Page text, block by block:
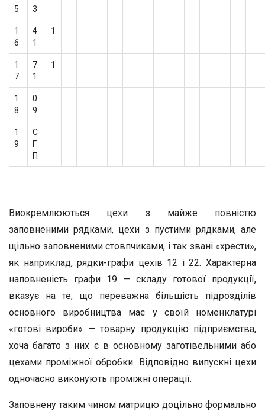
5
3
1
6
4
1
1
1
7
7
1
1
1
8
0
9
1
9
С
Г
П
Виокремлюються цехи з майже повністю
заповненими рядками, цехи з пустими рядками, але
щільно заповненими стовпчиками, і так звані «хрести»,
як наприклад, рядки-графи цехів 12 і 22. Характерна
наповненість графи 19 — складу готової продукції,
вказує на те, що переважна більшість підрозділів
основного виробництва має у своїй номенклатурі
«готові вироби» — товарну продукцію підприємства,
хоча багато з них є в основному заготівельними або
цехами проміжної обробки. Відповідно випускні цехи
одночасно виконують проміжні операції.
Заповнену таким чином матрицю доцільно формально